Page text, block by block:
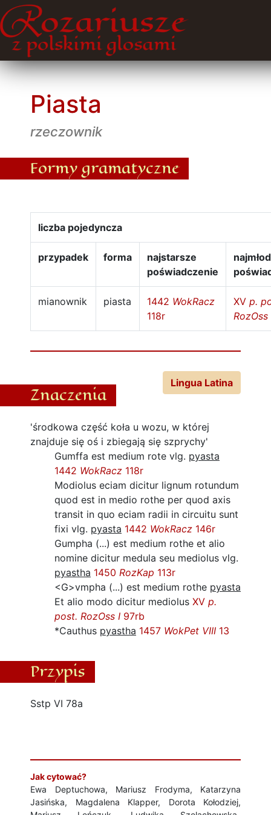
Piasta
rzeczownik
Formy gramatyczne
liczba pojedyncza
przypadek forma
najstarsze
poświadczenie
mianownik piasta 1442 WokRacz
118r
XV p.
RozOss
Znaczenia
Lingua Latina
'środkowa część koła u wozu, w której
znajduje się oś i zbiegają się szprychy'
Gumffa est medium rote vlg. pyasta
1442 WokRacz 118r
Modiolus eciam dicitur lignum rotundum
quod est in medio rothe per quod axis
transit in quo eciam radii in circuitu sunt
fixi vlg. pyasta 1442 WokRacz 146r
Gumpha (...) est medium rothe et alio
nomine dicitur medula seu mediolus vlg.
pyastha 1450 RozKap 113r
<G>vmpha (...) est medium rothe pyasta
Et alio modo dicitur mediolus XV p.
post. RozOss I 97rb
*Cauthus pyastha 1457 WokPet VIII 13
Przypis
Sstp VI 78a
Jak cytować?
Ewa Deptuchowa, Mariusz Frodyma, Katarzyna
Jasińska, Magdalena Klapper, Dorota Kołodziej,